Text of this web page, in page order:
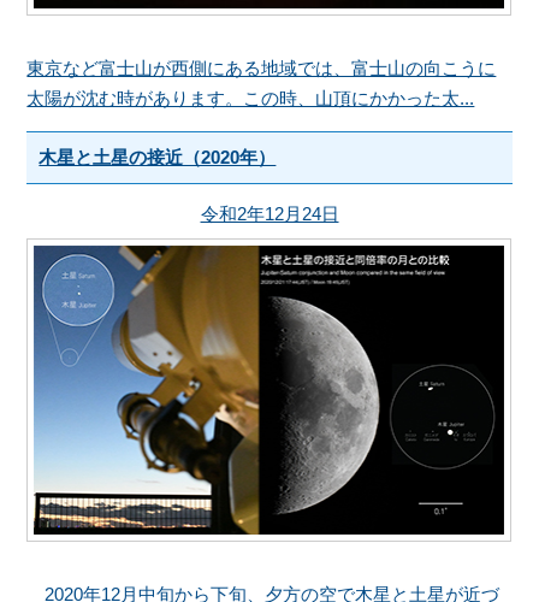
東京など富士山が西側にある地域では、富士山の向こうに
太陽が沈む時があります。この時、山頂にかかった太...
木星と土星の接近（2020年）
令和2年12月24日
2020年12月中旬から下旬、夕方の空で木星と土星が近づ